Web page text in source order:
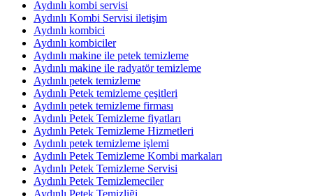
Aydınlı kombi servisi
Aydınlı Kombi Servisi iletişim
Aydınlı kombici
Aydınlı kombiciler
Aydınlı makine ile petek temizleme
Aydınlı makine ile radyatör temizleme
Aydınlı petek temizleme
Aydınlı Petek temizleme çeşitleri
Aydınlı petek temizleme firması
Aydınlı Petek Temizleme fiyatları
Aydınlı Petek Temizleme Hizmetleri
Aydınlı petek temizleme işlemi
Aydınlı Petek Temizleme Kombi markaları
Aydınlı Petek Temizleme Servisi
Aydınlı Petek Temizlemeciler
Aydınlı Petek Temizliği